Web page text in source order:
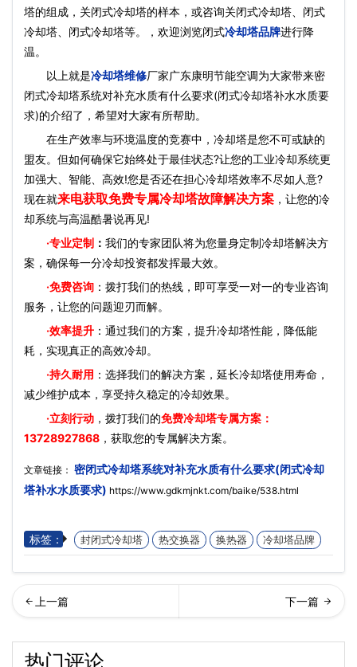
塔的组成，关闭式冷却塔的样本，或咨询关闭式冷却塔、闭式
冷却塔、闭式冷却塔等。，欢迎浏览闭式冷却塔品牌进行降
温。
以上就是冷却塔维修厂家广东康明节能空调为大家带来密
闭式冷却塔系统对补充水质有什么要求(闭式冷却塔补水水质要
求)的介绍了，希望对大家有所帮助。
在生产效率与环境温度的竞赛中，冷却塔是您不可或缺的
盟友。但如何确保它始终处于最佳状态?让您的工业冷却系统更
加强大、智能、高效!您是否还在担心冷却塔效率不尽如人意?
现在就来电获取免费专属冷却塔故障解决方案 ，让您的冷
却系统与高温酷暑说再见!
·专业定制 ： 我们的专家团队将为您量身定制冷却塔解决方
案，确保每一分冷却投资都发挥最大效。
·免费咨询 ：拨打我们的热线，即可享受一对一的专业咨询
服务，让您的问题迎刃而解。
·效率提升 ：通过我们的方案，提升冷却塔性能，降低能
耗，实现真正的高效冷却。
·持久耐用 ：选择我们的解决方案，延长冷却塔使用寿命，
减少维护成本，享受持久稳定的冷却效果。
·立刻行动 ，拨打我们的免费冷却塔专属方案：
13728927868 ，获取您的专属解决方案。
文章链接： 密闭式冷却塔系统对补充水质有什么要求(闭式冷却
塔补水水质要求) https://www.gdkmjnkt.com/baike/538.html
标签： 封闭式冷却塔 热交换器 换热器 冷却塔品牌
热门评论